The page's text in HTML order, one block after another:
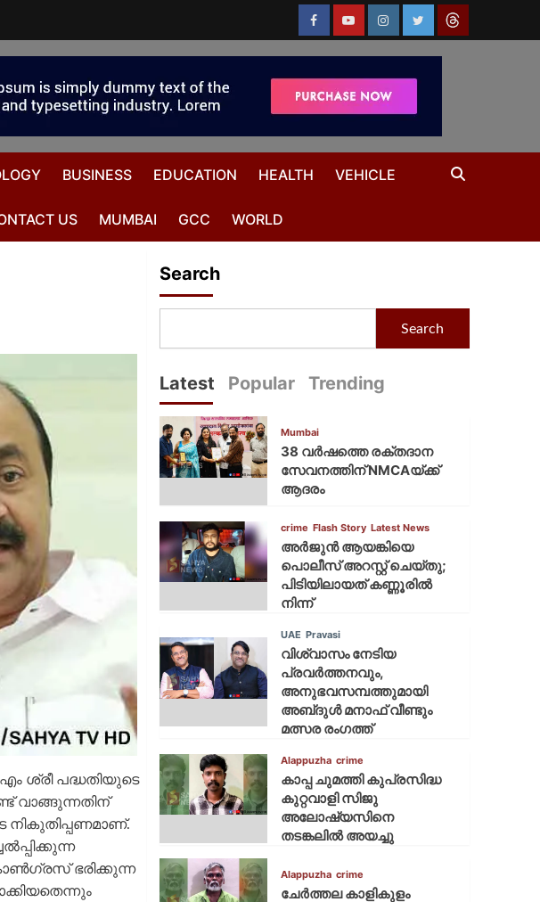
BUSINESS EDUCATION HEALTH VEHICLE
US MUMBAI GCC WORLD
ശ്രീ പദ്ധതിയുടെ
വാങ്ങുന്നതിന്
നികുതിപ്പണമാണ്.
ഭരിക്കുന്ന
Search
Search
Latest Popular Trending
Mumbai
38 വർഷത്തെ രക്തദാന
സേവനത്തിന് NMCAയ്ക്ക്
ആദരം
crime Flash Story Latest News
അർജുൻ ആയങ്കിയെ
പൊലീസ് അറസ്റ്റ് ചെയ്‌തു;
പിടിയിലായത് കണ്ണൂരിൽ
നിന്ന്
UAE Pravasi
വിശ്വാസം നേടിയ
പ്രവർത്തനവും,
അനുഭവസമ്പത്തുമായി
അബ്‌ദുൾ മനാഫ് വീണ്ടും
മത്സര രംഗത്ത്
Alappuzha crime
കാപ്പ ചുമത്തി കുപ്രസിദ്ധ
കുറ്റവാളി സിജു
അലോഷ്യസിനെ
തടങ്കലിൽ അയച്ചു
Alappuzha crime
ചേർത്തല കാളികുളം